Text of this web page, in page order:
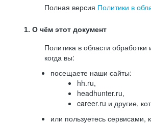
Полная версия Политики в
1. О чём этот документ
Политика в области
когда вы:
посещаете наши сайты:
hh.ru,
headhunter.ru,
career.ru и другие,
или пользуетесь